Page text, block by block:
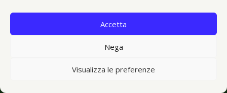
Accetta
Nega
Visualizza le preferenze
Bacheca del donatore
Kadence WP